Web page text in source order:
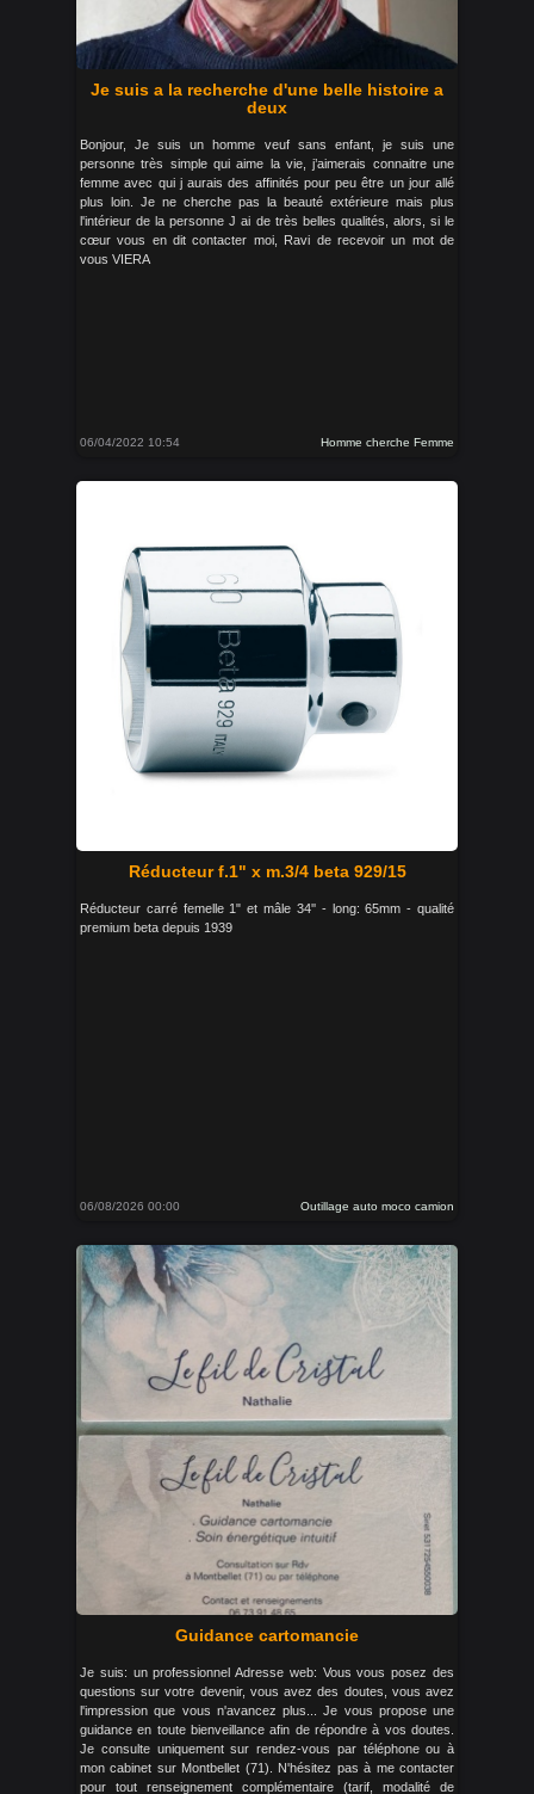
Je suis a la recherche d'une belle histoire a
deux
Bonjour, Je suis un homme veuf sans enfant, je suis une
personne très simple qui aime la vie, j’aimerais connaitre une
femme avec qui j aurais des affinités pour peu être un jour allé
plus loin. Je ne cherche pas la beauté extérieure mais plus
l'intérieur de la personne J ai de très belles qualités, alors, si le
cœur vous en dit contacter moi, Ravi de recevoir un mot de
vous VIERA
06/04/2022 10:54 Homme cherche Femme
Réducteur f.1" x m.3/4 beta 929/15
Réducteur carré femelle 1" et mâle 34'' - long: 65mm - qualité
premium beta depuis 1939
06/08/2026 00:00 Outillage auto moco camion
Guidance cartomancie
Je suis: un professionnel Adresse web: Vous vous posez des
questions sur votre devenir, vous avez des doutes, vous avez
l'impression que vous n'avancez plus... Je vous propose une
guidance en toute bienveillance afin de répondre à vos doutes.
Je consulte uniquement sur rendez-vous par téléphone ou à
mon cabinet sur Montbellet (71). N'hésitez pas à me contacter
pour tout renseignement complémentaire (tarif, modalité de